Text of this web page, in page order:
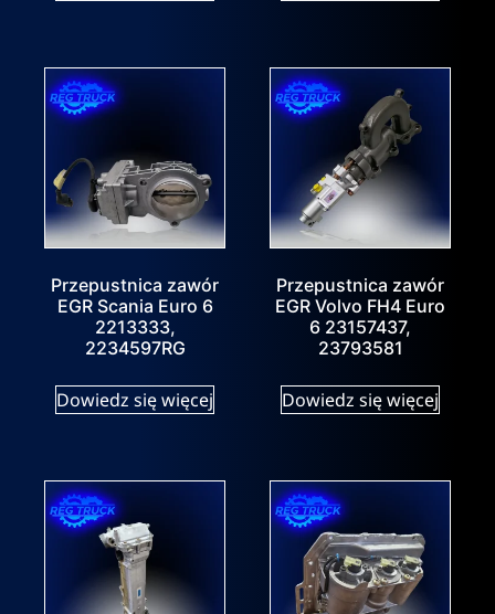
Przepustnica zawór
EGR Scania Euro 6
2213333,
2234597RG
Dowiedz się więcej
Przepustnica zawór
EGR Volvo FH4 Euro
6 23157437,
23793581
Dowiedz się więcej